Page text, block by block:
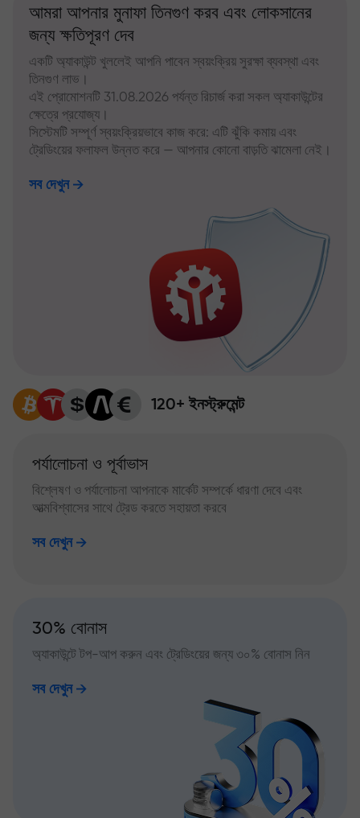
আমরা আপনার মুনাফা তিনগুণ করব এবং লোকসানের
জন্য ক্ষতিপূরণ দেব
একটি অ্যাকাউন্ট খুললেই আপনি পাবেন স্বয়ংক্রিয় সুরক্ষা ব্যবস্থা এবং
তিনগুণ লাভ।
এই প্রোমোশনটি 31.08.2026 পর্যন্ত রিচার্জ করা সকল অ্যাকাউন্টের
ক্ষেত্রে প্রযোজ্য।
সিস্টেমটি সম্পূর্ণ স্বয়ংক্রিয়ভাবে কাজ করে: এটি ঝুঁকি কমায় এবং
ট্রেডিংয়ের ফলাফল উন্নত করে — আপনার কোনো বাড়তি ঝামেলা নেই।
সব দেখুন
120+ ইনস্ট্রুমেন্ট
পর্যালোচনা ও পূর্বাভাস
বিশ্লেষণ ও পর্যালোচনা আপনাকে মার্কেট সম্পর্কে ধারণা দেবে এবং
আত্মবিশ্বাসের সাথে ট্রেড করতে সহায়তা করবে
সব দেখুন
30% বোনাস
অ্যাকাউন্টে টপ-আপ করুন এবং ট্রেডিংয়ের জন্য ৩০% বোনাস নিন
সব দেখুন